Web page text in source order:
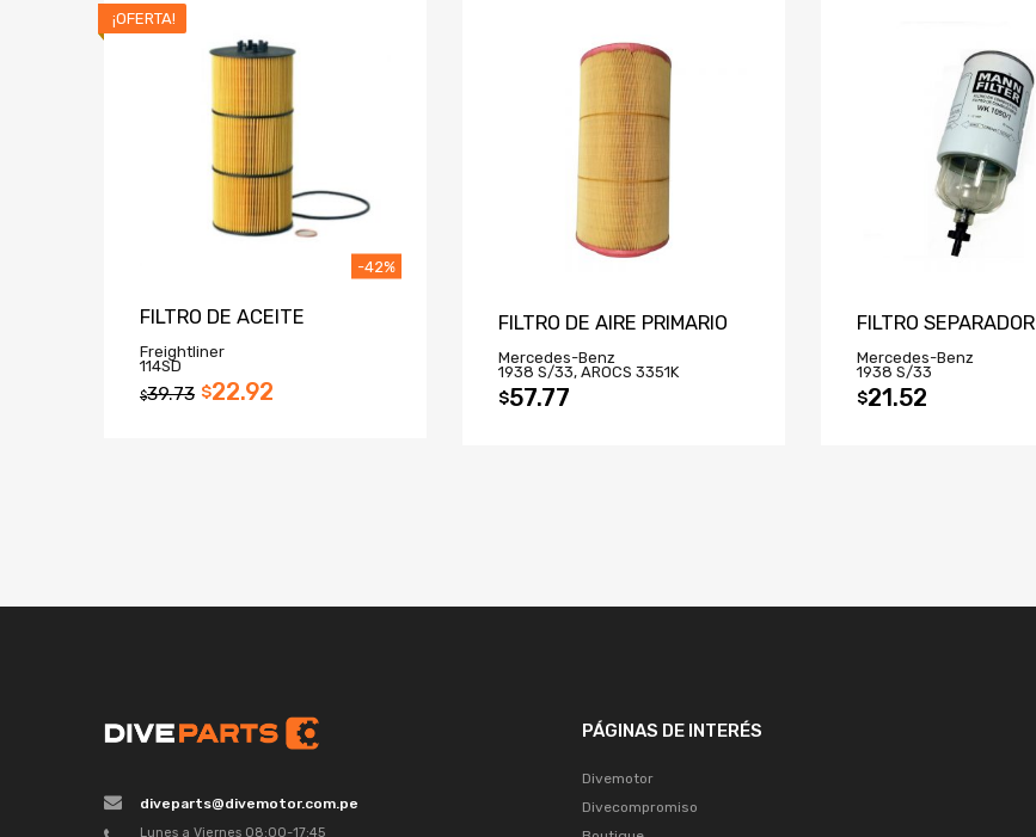
¡OFERTA!
FILTRO DE ACEITE
Freightliner
114SD
$39.73 $22.92
-42%
FILTRO DE AIRE PRIMARIO
Mercedes-Benz
1938 S/33, AROCS 3351K
$57.77
FILTRO SEPARADOR
Mercedes-Benz
1938 S/33
$21.52
diveparts@divemotor.com.pe
Lunes a Viernes 08:00-17:45
PÁGINAS DE INTERÉS
Divemotor
Divecompromiso